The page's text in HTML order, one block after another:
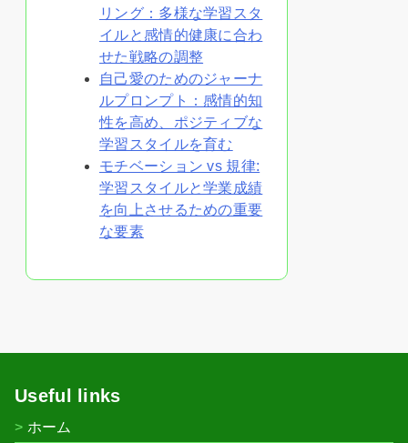
リング：多様な学習スタ
イルと感情的健康に合わ
せた戦略の調整
自己愛のためのジャーナ
ルプロンプト：感情的知
性を高め、ポジティブな
学習スタイルを育む
モチベーション vs 規律:
学習スタイルと学業成績
を向上させるための重要
な要素
Useful links
ホーム